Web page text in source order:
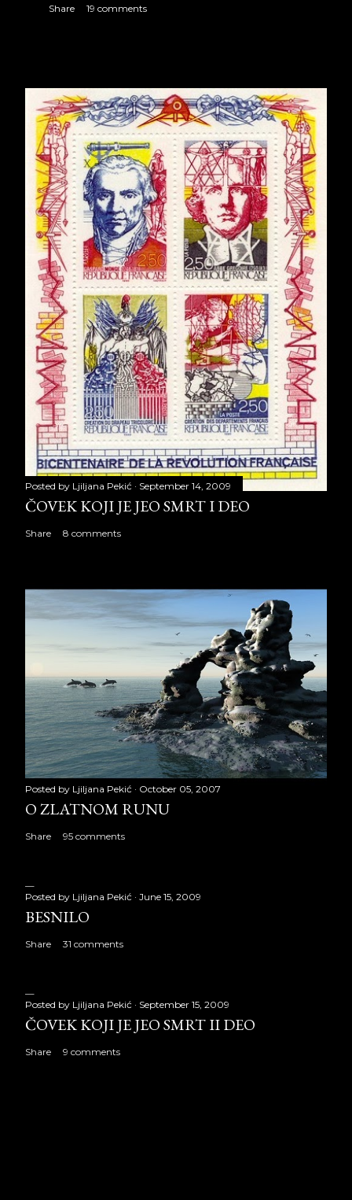
Share 19 comments
Posted by Ljiljana Pekić September 14, 2009
ČOVEK KOJI JE JEO SMRT I DEO
Share 8 comments
Posted by Ljiljana Pekić October 05, 2007
O ZLATNOM RUNU
Share 95 comments
Posted by Ljiljana Pekić June 15, 2009
BESNILO
Share 31 comments
Posted by Ljiljana Pekić September 15, 2009
ČOVEK KOJI JE JEO SMRT II DEO
Share 9 comments